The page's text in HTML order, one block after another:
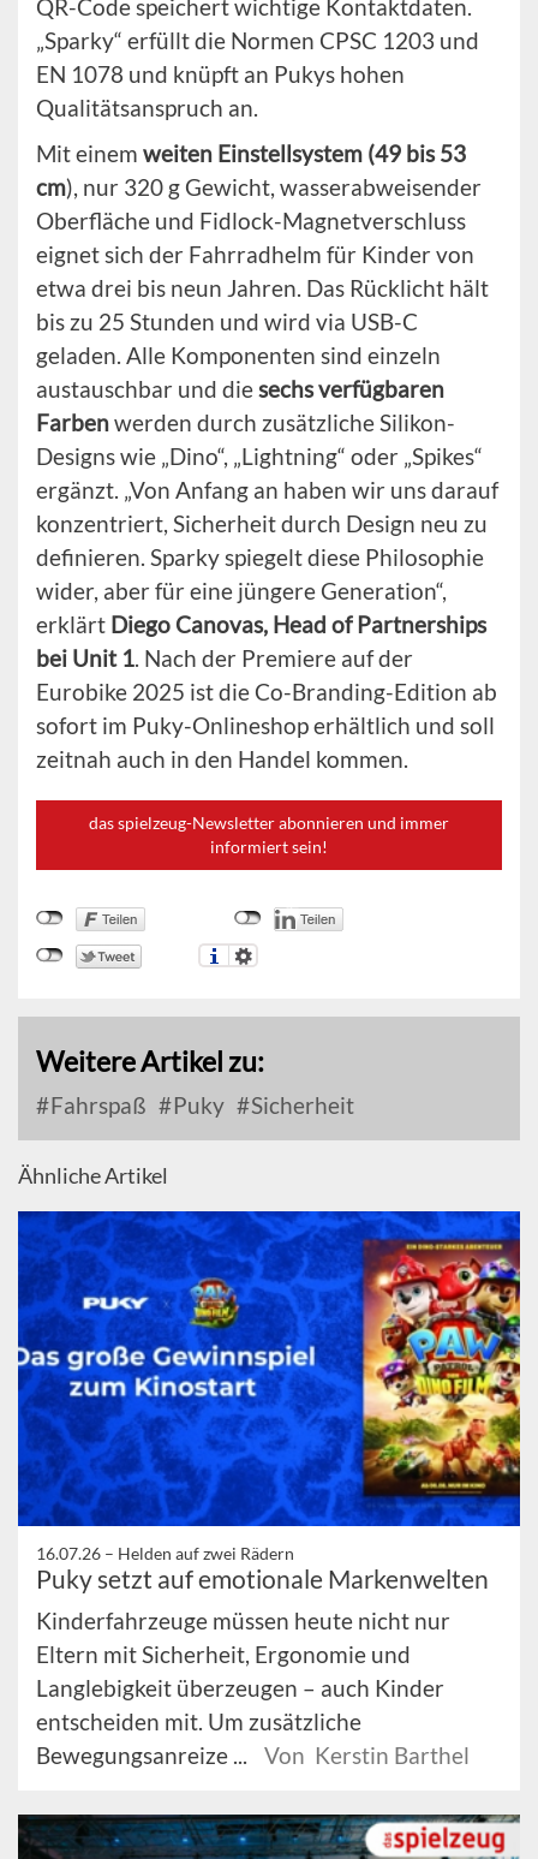
QR-Code speichert wichtige Kontaktdaten.
„Sparky“ erfüllt die Normen CPSC 1203 und
EN 1078 und knüpft an Pukys hohen
Qualitätsanspruch an.
Mit einem weiten Einstellsystem (49 bis 53
cm), nur 320 g Gewicht, wasserabweisender
Oberfläche und Fidlock-Magnetverschluss
eignet sich der Fahrradhelm für Kinder von
etwa drei bis neun Jahren. Das Rücklicht hält
bis zu 25 Stunden und wird via USB-C
geladen. Alle Komponenten sind einzeln
austauschbar und diesechs verfügbaren
Farbenwerden durch zusätzliche Silikon-
Designs wie „Dino“, „Lightning“ oder „Spikes“
ergänzt. „Von Anfang an haben wir uns darauf
konzentriert, Sicherheit durch Design neu zu
definieren. Sparky spiegelt diese Philosophie
wider, aber für eine jüngere Generation“,
erklärt Diego Canovas, Head of Partnerships
bei Unit 1. Nach der Premiere auf der
Eurobike 2025 ist die Co-Branding-Edition ab
sofort im Puky-Onlineshop erhältlich und soll
zeitnah auch in den Handel kommen.
das spielzeug-Newsletter abonnieren und immer
informiert sein!
Weitere Artikel zu:
Fahrspaß Puky Sicherheit
Ähnliche Artikel
16.07.26 – Helden auf zwei Rädern
Puky setzt auf emotionale Markenwelten
Kinderfahrzeuge müssen heute nicht nur
Eltern mit Sicherheit, Ergonomie und
Langlebigkeit überzeugen – auch Kinder
entscheiden mit. Um zusätzliche
Bewegungsanreize ...
Von Kerstin Barthel